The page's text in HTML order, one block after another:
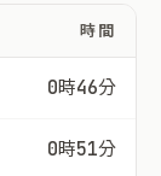
時間
0時46分
0時51分